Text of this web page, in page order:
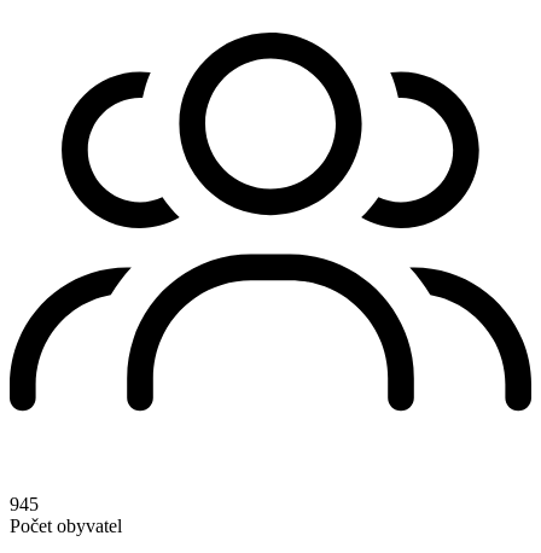
945
Počet obyvatel